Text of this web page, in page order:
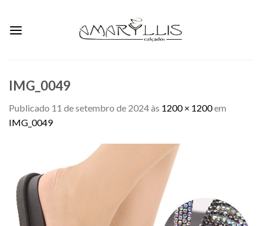
content
IMG_0049
Publicado 11 de setembro de 2024às 1200 × 1200em
IMG_0049